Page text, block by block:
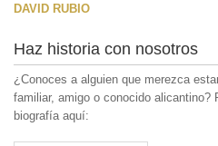
DAVID RUBIO
Haz historia con nosotros
¿Conoces a alguien que merezca
familiar, amigo o conocido alicantino?
biografía aquí: